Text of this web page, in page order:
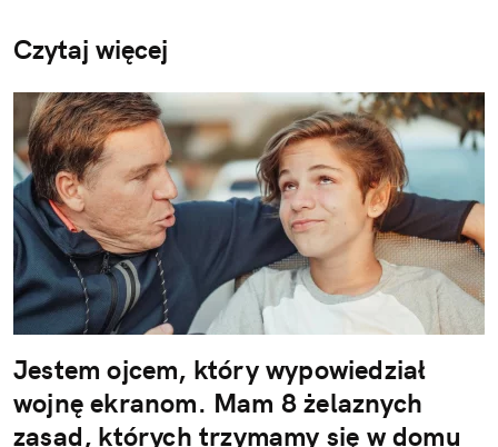
Czytaj więcej
Jestem ojcem, który wypowiedział
wojnę ekranom. Mam 8 żelaznych
zasad, których trzymamy się w domu